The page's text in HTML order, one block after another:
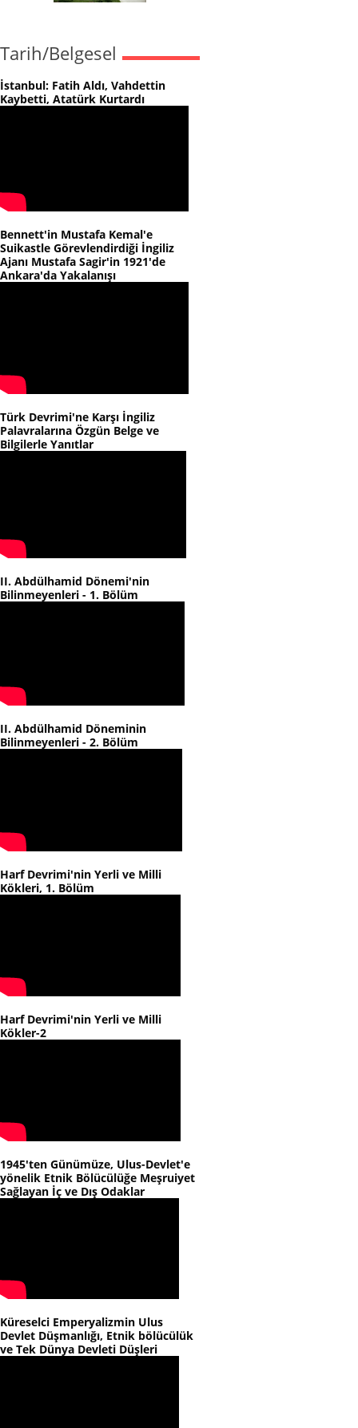
Tarih/Belgesel
İstanbul: Fatih Aldı, Vahdettin
Kaybetti, Atatürk Kurtardı
Bennett'in Mustafa Kemal'e
Suikastle Görevlendirdiği İngiliz
Ajanı Mustafa Sagir'in 1921'de
Ankara'da Yakalanışı
Türk Devrimi'ne Karşı İngiliz
Palavralarına Özgün Belge ve
Bilgilerle Yanıtlar
II. Abdülhamid Dönemi'nin
Bilinmeyenleri - 1. Bölüm
II. Abdülhamid Döneminin
Bilinmeyenleri - 2. Bölüm
Harf Devrimi'nin Yerli ve Milli
Kökleri, 1. Bölüm
Harf Devrimi'nin Yerli ve Milli
Kökler-2
1945'ten Günümüze, Ulus-Devlet'e
yönelik Etnik Bölücülüğe Meşruiyet
Sağlayan İç ve Dış Odaklar
Küreselci Emperyalizmin Ulus
Devlet Düşmanlığı, Etnik bölücülük
ve Tek Dünya Devleti Düşleri